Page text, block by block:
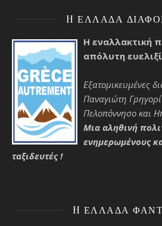
H ΕΛΛΆΔΑ
Η εναλλακτική
απόλυτη
Εξατομικευμένες
Παναγιώτη
Πελοπόννησο και
Μια αληθινή
ενημερωμένους
ταξιδευτές !
H ΕΛΛΆΔΑ